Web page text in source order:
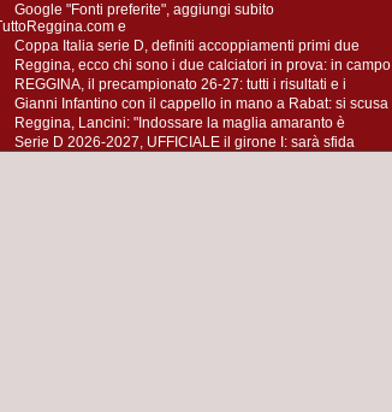
Google "Fonti preferite", aggiungi subito
e
Coppa Italia serie D, definiti accoppiamenti primi due
Reggina, ecco chi sono i due calciatori in prova: in campo
REGGINA, il precampionato 26-27: tutti i risultati e i
Gianni Infantino con il cappello in mano a Rabat: si scusa
Reggina, Lancini: "Indossare la maglia amaranto è
Serie D 2026-2027, UFFICIALE il girone I: sarà sfida